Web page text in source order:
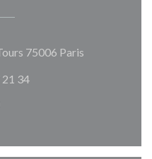
75006 Paris
21 34
((apre una nuova